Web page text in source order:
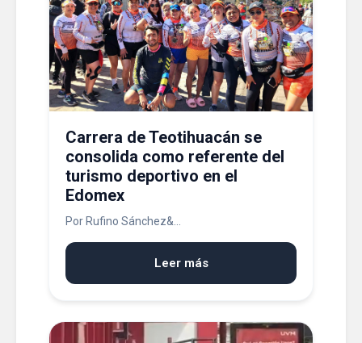
Carrera de Teotihuacán se
consolida como referente del
turismo deportivo en el
Edomex
Por Rufino Sánchez&...
Leer más